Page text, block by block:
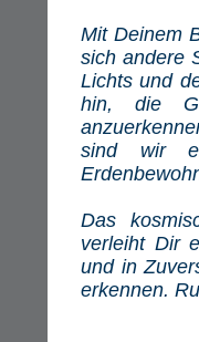
Mit Deinem
sich andere
Lichts und
hin, die
sind wir
Das
verleiht Dir
und in
erkennen.